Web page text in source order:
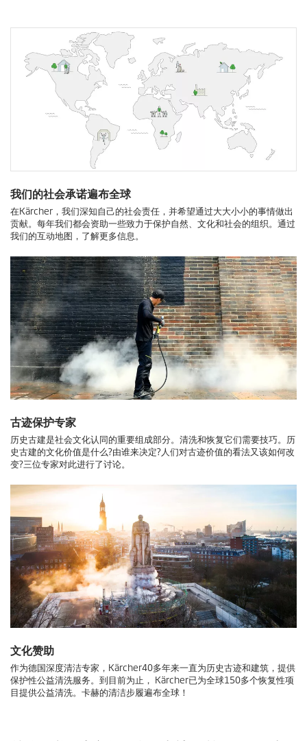
我们的社会承诺遍布全球
在Kärcher，我们深知自己的社会责任，并希望通过大大小小的事情做出
贡献。每年我们都会资助一些致力于保护自然、文化和社会的组织。通过
我们的互动地图，了解更多信息。
古迹保护专家
历史古建是社会文化认同的重要组成部分。清洗和恢复它们需要技巧。历
史古建的文化价值是什么?由谁来决定?人们对古迹价值的看法又该如何改
变?三位专家对此进行了讨论。
文化赞助
作为德国深度清洁专家，Kärcher40多年来一直为历史古迹和建筑，提供
保护性公益清洗服务。到目前为止， Kärcher已为全球150多个恢复性项
目提供公益清洗。卡赫的清洁步履遍布全球！